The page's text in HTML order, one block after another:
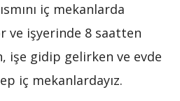
iç mekanlarda
ve işyerinde 8 saatten
işe gidip gelirken ve evde
iç mekanlardayız.